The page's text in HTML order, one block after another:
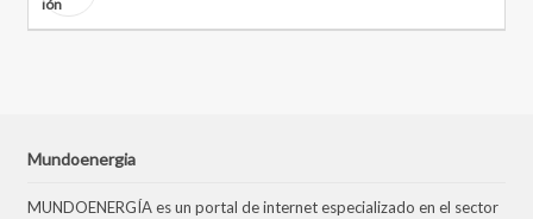
Mundoenergia
MUNDOENERGÍA es un portal de internet especializado en el sector